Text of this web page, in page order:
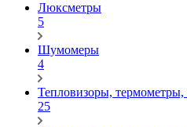
Люксметры
5
Шумомеры
4
Тепловизоры,
25